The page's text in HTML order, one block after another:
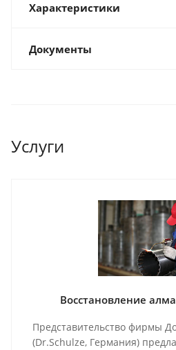
Характеристики
Документы
Услуги
Восстановление
Представительство фирмы
(Dr.Schulze, Германия)